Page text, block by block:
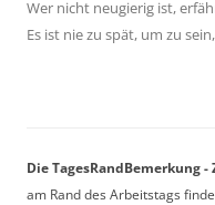
Wer nicht neugierig ist,
Es ist nie zu spät, um zu
Die TagesRandBemerkung
am Rand des Arbeitstags